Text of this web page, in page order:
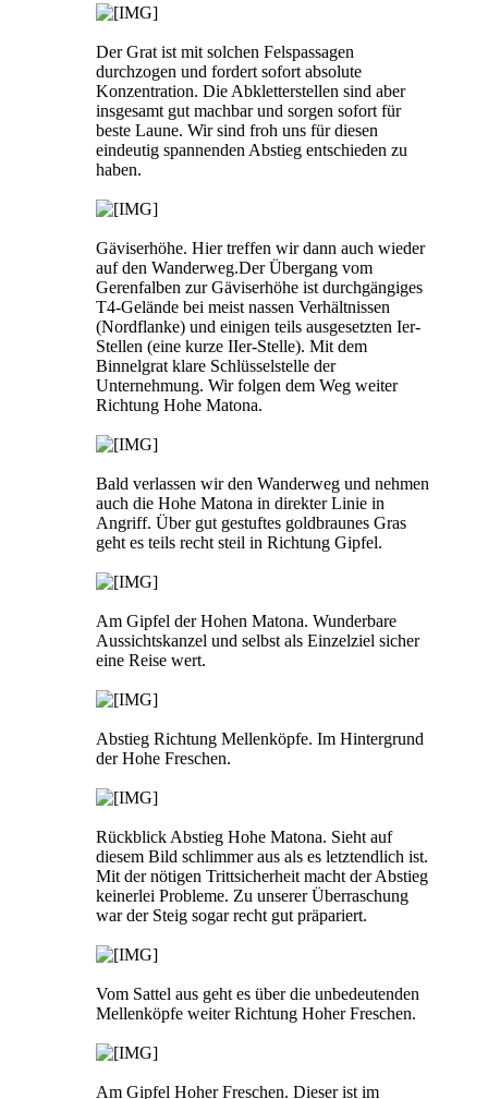
Der Grat ist mit solchen Felspassagen
durchzogen und fordert sofort absolute
Konzentration. Die Abkletterstellen sind aber
insgesamt gut machbar und sorgen sofort für
beste Laune. Wir sind froh uns für diesen
eindeutig spannenden Abstieg entschieden zu
haben.
Gäviserhöhe. Hier treffen wir dann auch wieder
auf den Wanderweg.Der Übergang vom
Gerenfalben zur Gäviserhöhe ist durchgängiges
T4-Gelände bei meist nassen Verhältnissen
(Nordflanke) und einigen teils ausgesetzten Ier-
Stellen (eine kurze IIer-Stelle). Mit dem
Binnelgrat klare Schlüsselstelle der
Unternehmung. Wir folgen dem Weg weiter
Richtung Hohe Matona.
Bald verlassen wir den Wanderweg und nehmen
auch die Hohe Matona in direkter Linie in
Angriff. Über gut gestuftes goldbraunes Gras
geht es teils recht steil in Richtung Gipfel.
Am Gipfel der Hohen Matona. Wunderbare
Aussichtskanzel und selbst als Einzelziel sicher
eine Reise wert.
Abstieg Richtung Mellenköpfe. Im Hintergrund
der Hohe Freschen.
Rückblick Abstieg Hohe Matona. Sieht auf
diesem Bild schlimmer aus als es letztendlich ist.
Mit der nötigen Trittsicherheit macht der Abstieg
keinerlei Probleme. Zu unserer Überraschung
war der Steig sogar recht gut präpariert.
Vom Sattel aus geht es über die unbedeutenden
Mellenköpfe weiter Richtung Hoher Freschen.
Am Gipfel Hoher Freschen. Dieser ist im